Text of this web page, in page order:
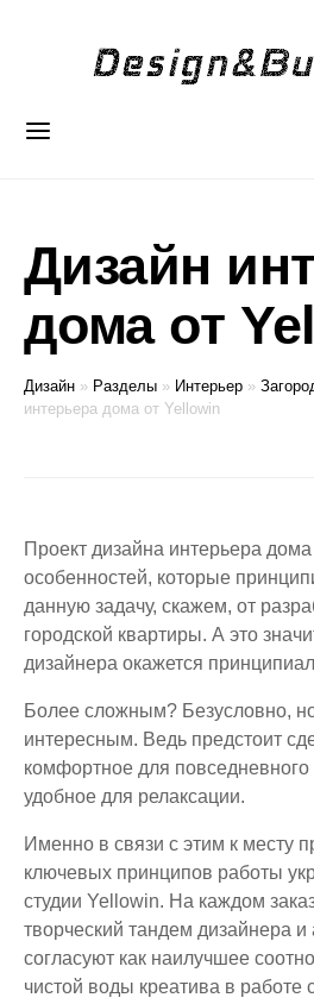
Дизайн
дома от
Дизайн » Разделы » Интерьер »
интерьера дома от Yellowin
Проект дизайна интерьера
особенностей, которые
данную задачу, скажем, от
городской квартиры. А это
дизайнера окажется
Более сложным? Безусловно,
интересным. Ведь предстоит
комфортное для
удобное для релаксации.
Именно в связи с этим к месту
ключевых принципов работы
студии Yellowin. На каждом
творческий тандем дизайнера и
согласуют как наилучшее
чистой воды креатива в работе